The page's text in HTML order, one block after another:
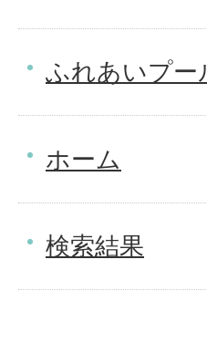
ふれあいプー
ホーム
検索結果